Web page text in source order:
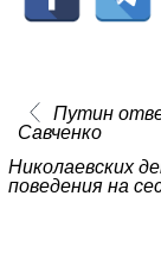
Путин
Савченко
Николаевских
поведения на